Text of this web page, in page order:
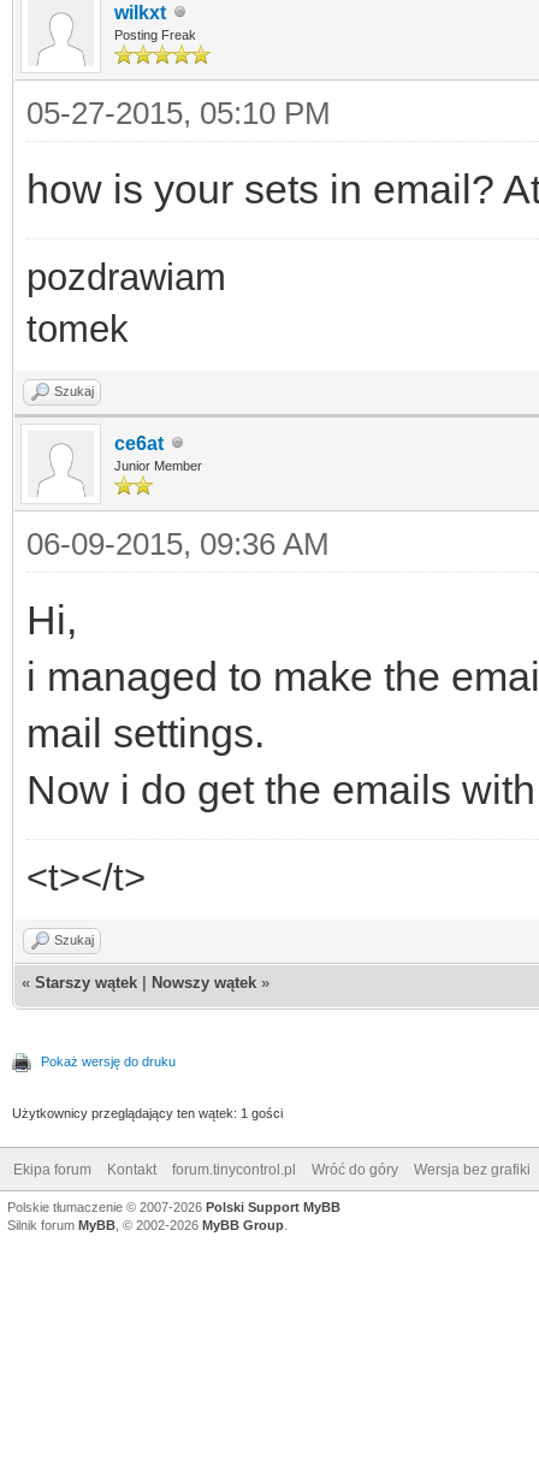
wilkxt
Posting Freak
05-27-2015, 05:10 PM
how is your sets in email?
pozdrawiam
tomek
Szukaj
ce6at
Junior Member
06-09-2015, 09:36 AM
Hi,
i managed to make the
mail settings.
Now i do get the emails
<t></t>
Szukaj
« Starszy wątek Nowszy wątek »
Pokaż wersję do druku
Użytkownicy przeglądający ten wątek: 1 gości
Ekipa forum Kontakt forum.tinycontrol.pl Wróć do góry Wersja bez grafiki
Polskie tłumaczenie © 2007-2026 Polski Support MyBB
Silnik forum MyBB , © 2002-2026 MyBB Group